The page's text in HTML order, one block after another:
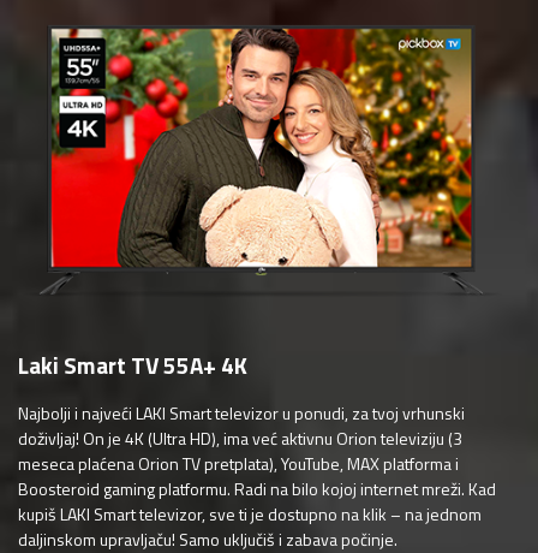
Laki Smart TV 55A+ 4K
Najbolji i najveći LAKI Smart televizor u ponudi, za tvoj vrhunski
doživljaj! On je 4K (Ultra HD), ima već aktivnu Orion televiziju (3
meseca plaćena Orion TV pretplata), YouTube, MAX platforma i
Boosteroid gaming platformu. Radi na bilo kojoj internet mreži. Kad
kupiš LAKI Smart televizor, sve ti je dostupno na klik – na jednom
daljinskom upravljaču! Samo uključiš i zabava počinje.